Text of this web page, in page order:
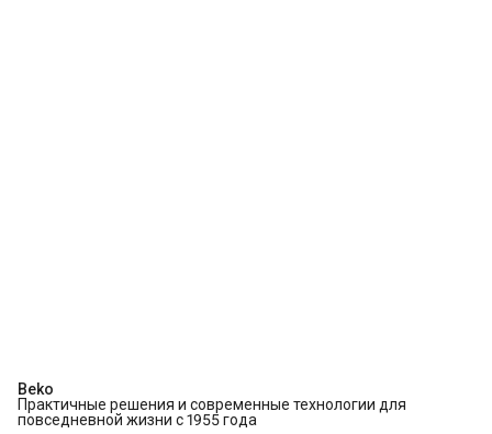
Beko
Практичные решения и современные технологии для
повседневной жизни с 1955 года